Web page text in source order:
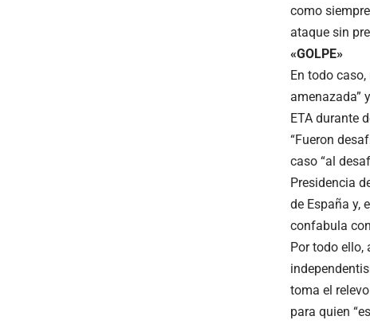
como
ataque sin
«GOLPE»
En todo
amenazada”
ETA durante
“Fueron
caso “al
Presidencia
de España y,
confabula
Por todo ello,
toma el
para quien